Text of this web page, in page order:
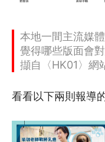
本地一間主流媒
覺得哪些版面會
擷自〈HK01〉網
看看以下兩則報導